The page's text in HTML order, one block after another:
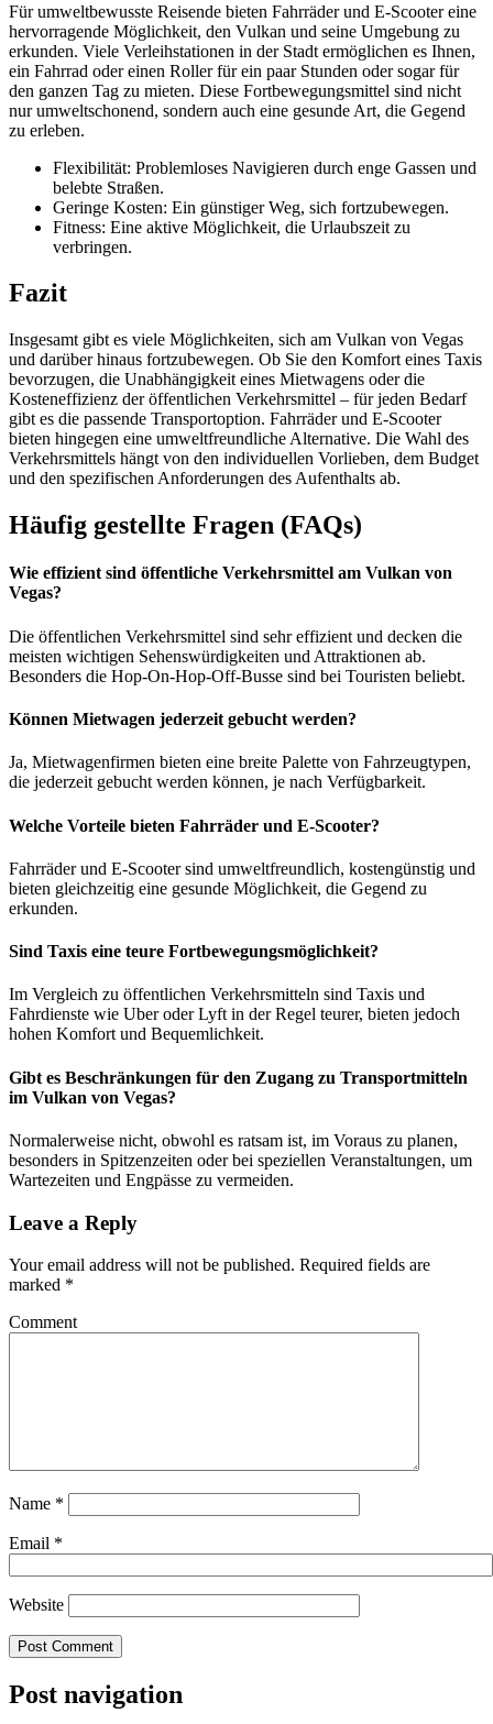
Für umweltbewusste Reisende bieten Fahrräder und E-Scooter eine
hervorragende Möglichkeit, den Vulkan und seine Umgebung zu
erkunden. Viele Verleihstationen in der Stadt ermöglichen es Ihnen,
ein Fahrrad oder einen Roller für ein paar Stunden oder sogar für
den ganzen Tag zu mieten. Diese Fortbewegungsmittel sind nicht
nur umweltschonend, sondern auch eine gesunde Art, die Gegend
zu erleben.
Flexibilität: Problemloses Navigieren durch enge Gassen und
belebte Straßen.
Geringe Kosten: Ein günstiger Weg, sich fortzubewegen.
Fitness: Eine aktive Möglichkeit, die Urlaubszeit zu
verbringen.
Fazit
Insgesamt gibt es viele Möglichkeiten, sich am Vulkan von Vegas
und darüber hinaus fortzubewegen. Ob Sie den Komfort eines Taxis
bevorzugen, die Unabhängigkeit eines Mietwagens oder die
Kosteneffizienz der öffentlichen Verkehrsmittel – für jeden Bedarf
gibt es die passende Transportoption. Fahrräder und E-Scooter
bieten hingegen eine umweltfreundliche Alternative. Die Wahl des
Verkehrsmittels hängt von den individuellen Vorlieben, dem Budget
und den spezifischen Anforderungen des Aufenthalts ab.
Häufig gestellte Fragen (FAQs)
Wie effizient sind öffentliche Verkehrsmittel am Vulkan von
Vegas?
Die öffentlichen Verkehrsmittel sind sehr effizient und decken die
meisten wichtigen Sehenswürdigkeiten und Attraktionen ab.
Besonders die Hop-On-Hop-Off-Busse sind bei Touristen beliebt.
Können Mietwagen jederzeit gebucht werden?
Ja, Mietwagenfirmen bieten eine breite Palette von Fahrzeugtypen,
die jederzeit gebucht werden können, je nach Verfügbarkeit.
Welche Vorteile bieten Fahrräder und E-Scooter?
Fahrräder und E-Scooter sind umweltfreundlich, kostengünstig und
bieten gleichzeitig eine gesunde Möglichkeit, die Gegend zu
erkunden.
Sind Taxis eine teure Fortbewegungsmöglichkeit?
Im Vergleich zu öffentlichen Verkehrsmitteln sind Taxis und
Fahrdienste wie Uber oder Lyft in der Regel teurer, bieten jedoch
hohen Komfort und Bequemlichkeit.
Gibt es Beschränkungen für den Zugang zu Transportmitteln
im Vulkan von Vegas?
Normalerweise nicht, obwohl es ratsam ist, im Voraus zu planen,
besonders in Spitzenzeiten oder bei speziellen Veranstaltungen, um
Wartezeiten und Engpässe zu vermeiden.
Leave a Reply
Your email address will not be published. Required fields are
marked *
Comment
Name *
Email *
Website
Post navigation